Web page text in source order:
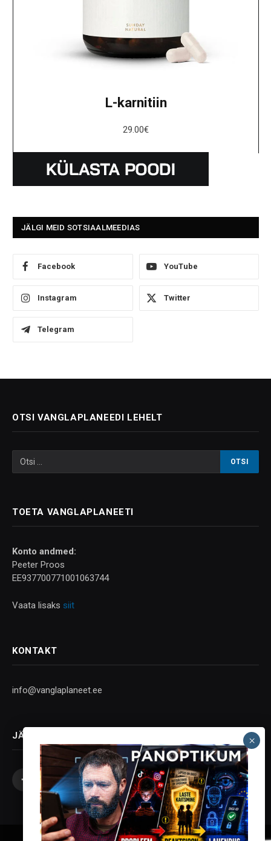
L-karnitiin
29.00€
JÄLGI MEID SOTSIAALMEEDIAS
Facebook YouTube
Instagram Twitter
Telegram
OTSI VANGLAPLANEEDI LEHELT
TOETA VANGLAPLANEETI
Konto andmed:
Peeter Proos
EE937700771001063744
Vaata lisaks siit
KONTAKT
info@vanglaplaneet.ee
JÄLGI SOTSIAALMEEDIAS
Facebook
X
(Twitter)
InstagramYouTubeTelegram